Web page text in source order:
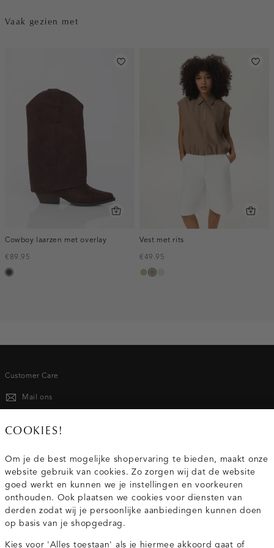
Vaak gezien met
Cowboy laarzen met overlay
€89.95
koffie,
Vest met rits
€49.95
lichtgroen
taupe,
Customer Care
Mail ons
020 - 3412 667
Service
Wij zijn Costes
COOKIES!
Om je de best mogelijke shopervaring te bieden, maakt onze
website gebruik van cookies. Zo zorgen wij dat de website
goed werkt en kunnen we je instellingen en voorkeuren
onthouden. Ook plaatsen we cookies voor diensten van
derden zodat wij je persoonlijke aanbiedingen kunnen doen
op basis van je shopgedrag.
Kies voor 'Alles toestaan' als je hiermee akkoord gaat of